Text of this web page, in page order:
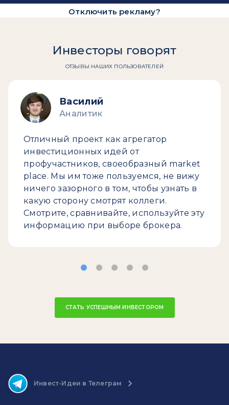
Отключить рекламу?
Инвесторы говорят
ОТЗЫВЫ НАШИХ ПОЛЬЗОВАТЕЛЕЙ
Василий
Аналитик
Отличный проект как агрегатор
инвестиционных идей от
профучастников, своеобразный market
place. Мы им тоже пользуемся, не вижу
ничего зазорного в том, чтобы узнать в
какую сторону смотрят коллеги.
Смотрите, сравнивайте, используйте эту
информацию при выборе брокера.
СТАТЬ УСПЕШНЫМ ИНВЕСТОРОМ
Инвест-Идеи в Телеграм